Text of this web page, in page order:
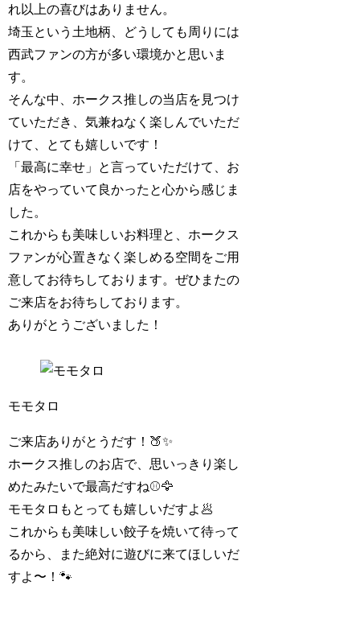
れ以上の喜びはありません。
埼玉という土地柄、どうしても周りには
西武ファンの方が多い環境かと思いま
す。
そんな中、ホークス推しの当店を見つけ
ていただき、気兼ねなく楽しんでいただ
けて、とても嬉しいです！
「最高に幸せ」と言っていただけて、お
店をやっていて良かったと心から感じま
した。
これからも美味しいお料理と、ホークス
ファンが心置きなく楽しめる空間をご用
意してお待ちしております。ぜひまたの
ご来店をお待ちしております。
ありがとうございました！
モモタロ
ご来店ありがとうだす！🍑✨
ホークス推しのお店で、思いっきり楽し
めたみたいで最高だすね⚾️🦅
モモタロもとっても嬉しいだすよ🥟
これからも美味しい餃子を焼いて待って
るから、また絶対に遊びに来てほしいだ
すよ〜！🐾